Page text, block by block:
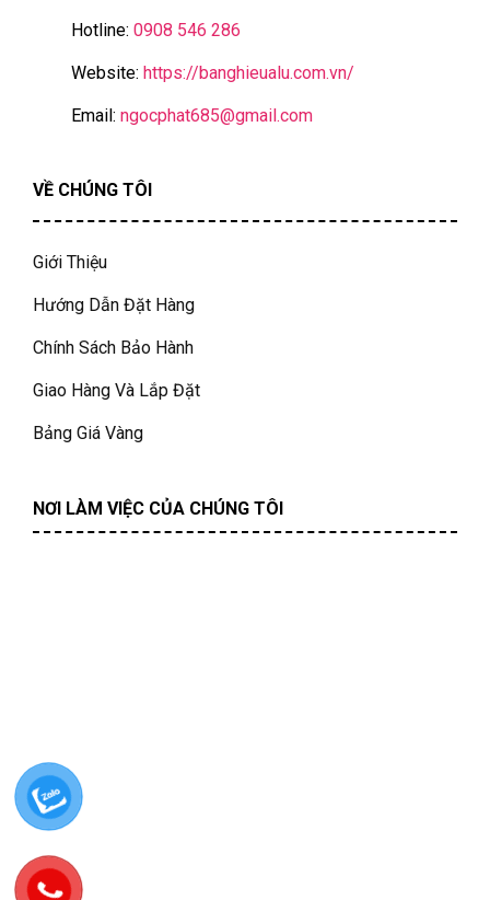
Hotline: 0908 546 286
Website: https://banghieualu.com.vn/
Email: ngocphat685@gmail.com
VỀ CHÚNG TÔI
Giới Thiệu
Hướng Dẫn Đặt Hàng
Chính Sách Bảo Hành
Giao Hàng Và Lắp Đặt
Bảng Giá Vàng
NƠI LÀM VIỆC CỦA CHÚNG TÔI